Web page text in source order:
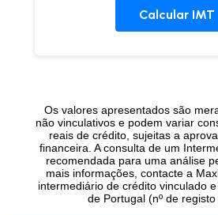
Calcular IMT
Os valores apresentados são
não vinculativos e podem variar
reais de crédito, sujeitas a
financeira. A consulta de um
recomendada para uma análise
mais informações, contacte a
intermediário de crédito vinculado
de Portugal (nº de